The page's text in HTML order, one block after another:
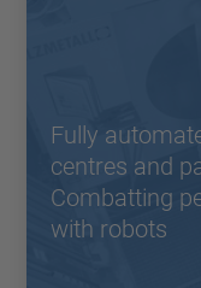
Fully
centres and
Combatting
with robots